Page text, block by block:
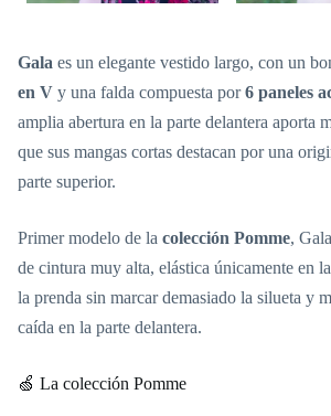
Gala es un elegante vestido largo, con un
en V y una falda compuesta por6 paneles
amplia abertura en la parte delantera aporta
que sus mangas cortas destacan por una
parte superior.
Primer modelo de la colección Pomme,
de cintura muy alta, elástica únicamente en
la prenda sin marcar demasiado la silueta y
caída en la parte delantera.
🍏 La colección Pomme